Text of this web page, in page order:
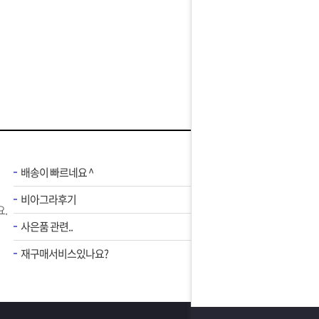
.
배송이 빠르네요 ^
비아그라후기
사은품 관련..
재구매서비스있나요?